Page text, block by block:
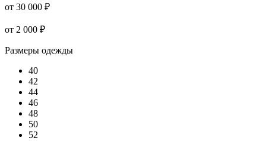
от 30 000 ₽
от 2 000 ₽
Размеры одежды
40
42
44
46
48
50
52